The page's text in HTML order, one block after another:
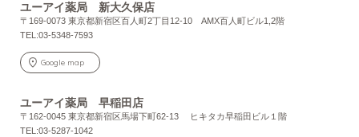
ユーアイ薬局 新大久保店
〒169-0073 東京都新宿区百人町2丁目12-10 AMX百人町ビル1,2階
TEL:03-5348-7593
Google map
ユーアイ薬局 早稲田店
〒162-0045 東京都新宿区馬場下町62-13 ヒキタカ早稲田ビル１階
TEL:03-5287-1042